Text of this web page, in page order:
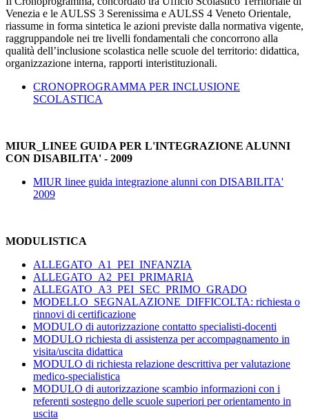
Venezia e le AULSS 3 Serenissima e AULSS 4 Veneto Orientale,
riassume in forma sintetica le azioni previste dalla normativa vigente,
raggruppandole nei tre livelli fondamentali che concorrono alla
qualità dell’inclusione scolastica nelle scuole del territorio: didattica,
organizzazione interna, rapporti interistituzionali.
CRONOPROGRAMMA PER INCLUSIONE
SCOLASTICA
MIUR_LINEE GUIDA PER L'INTEGRAZIONE ALUNNI
CON DISABILITA' - 2009
MIUR linee guida integrazione alunni con DISABILITA'
2009
MODULISTICA
ALLEGATO_A1_PEI_INFANZIA
ALLEGATO_A2_PEI_PRIMARIA
ALLEGATO_A3_PEI_SEC_PRIMO_GRADO
MODELLO_SEGNALAZIONE_DIFFICOLTA: richiesta o
rinnovi di certificazione
MODULO di autorizzazione contatto specialisti-docenti
MODULO richiesta di assistenza per accompagnamento in
visita/uscita didattica
MODULO di richiesta relazione descrittiva per valutazione
medico-specialistica
MODULO di autorizzazione scambio informazioni con i
referenti sostegno delle scuole superiori per orientamento in
uscita